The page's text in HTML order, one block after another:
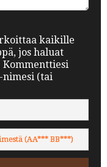
kaikille
jos haluat
nimesi (tai
(AA*** BB***)